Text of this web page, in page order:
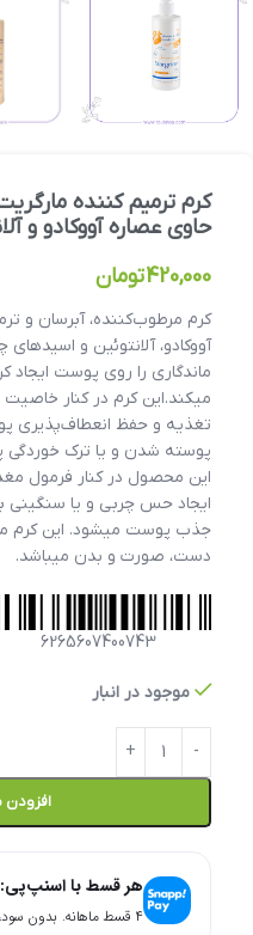
کرم ترمیم کننده
حاوی عصاره آووکادو و
420,000تومان
کرم مرطوب‌کننده، آبرسان و
ماندگاری را روی پوست ایجاد
میکند.این کرم در کنار
تغذیه و حفظ انعطاف‌پذیری
پوسته شدن و یا ترک
این محصول در کنار فرمول
ایجاد حس چربی و یا
جذب پوست میشود. این کرم
دست، صورت و بدن میباشد.
6265607400743
موجود در انبار
هر قسط با اسنپ‌پی:
۴ قسط ماهانه. بدون سود، چک و ضامن.